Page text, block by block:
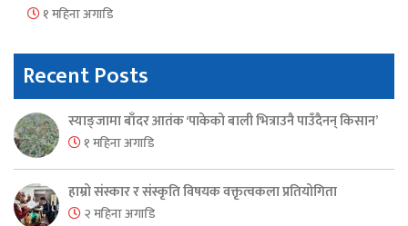
१ महिना अगाडि
Recent Posts
स्याङ्जामा बाँदर आतंक ‘पाकेको बाली भित्राउनै पाउँदैनन् किसान’
१ महिना अगाडि
हाम्रो संस्कार र संस्कृति विषयक वक्तृत्वकला प्रतियोगिता
२ महिना अगाडि